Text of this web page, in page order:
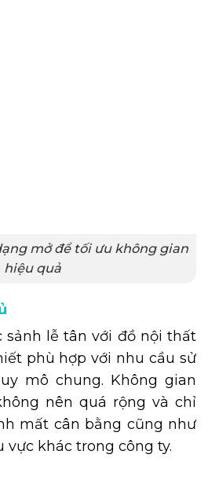
mở để tối ưu không gian
hiệu quả
sảnh lễ tân với đồ nội thất
phù hợp với nhu cầu sử
mô chung. Không gian
nên quá rộng và chỉ
mất cân bằng cũng như
vực khác trong công ty.